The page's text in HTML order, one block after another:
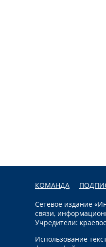
КОМАНДА
Сетевое издание
связи,
Учредители:
Использование